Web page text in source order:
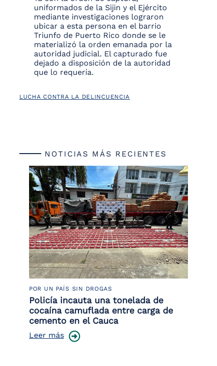
uniformados de la Sijin y el Ejército
mediante investigaciones lograron
ubicar a esta persona en el barrio
Triunfo de Puerto Rico donde se le
materializó la orden emanada por la
autoridad judicial. El capturado fue
dejado a disposición de la autoridad
que lo requería.
LUCHA CONTRA LA DELINCUENCIA
NOTICIAS MÁS RECIENTES
POR UN PAÍS SIN DROGAS
Policía incauta una tonelada de
cocaína camuflada entre carga de
cemento en el Cauca
Leer más